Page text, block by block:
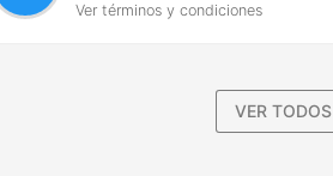
Ver términos y condiciones
VER TODOS